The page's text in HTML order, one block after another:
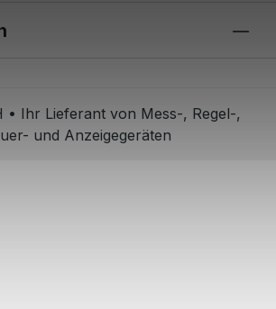
• Ihr Lieferant von Mess-, Regel-,
und Anzeigegeräten